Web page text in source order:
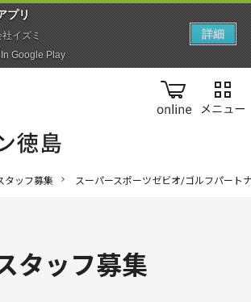
online
タッフ募集 スーパースポーツゼビオ/ゴルフパート
タッフ募集
プ‪リ‬
社イズミ
Google Play
詳細